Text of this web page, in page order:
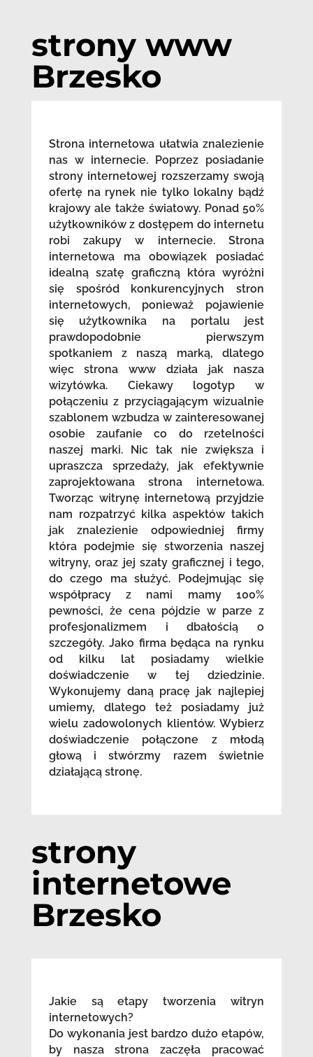
strony www
Brzesko
Strona internetowa ułatwia znalezienie
nas w internecie. Poprzez posiadanie
strony internetowej rozszerzamy swoją
ofertę na rynek nie tylko lokalny bądź
krajowy ale także światowy. Ponad 50%
użytkowników z dostępem do internetu
robi zakupy w internecie. Strona
internetowa ma obowiązek posiadać
idealną szatę graficzną która wyróżni
się spośród konkurencyjnych stron
internetowych, ponieważ pojawienie
się użytkownika na portalu jest
prawdopodobnie pierwszym
spotkaniem z naszą marką, dlatego
więc strona www działa jak nasza
wizytówka. Ciekawy logotyp w
połączeniu z przyciągającym wizualnie
szablonem wzbudza w zainteresowanej
osobie zaufanie co do rzetelności
naszej marki. Nic tak nie zwiększa i
upraszcza sprzedaży, jak efektywnie
zaprojektowana strona internetowa.
Tworząc witrynę internetową przyjdzie
nam rozpatrzyć kilka aspektów takich
jak znalezienie odpowiedniej firmy
która podejmie się stworzenia naszej
witryny, oraz jej szaty graficznej i tego,
do czego ma służyć. Podejmując się
współpracy z nami mamy 100%
pewności, że cena pójdzie w parze z
profesjonalizmem i dbałością o
szczegóły. Jako firma będąca na rynku
od kilku lat posiadamy wielkie
doświadczenie w tej dziedzinie.
Wykonujemy daną pracę jak najlepiej
umiemy, dlatego też posiadamy już
wielu zadowolonych klientów. Wybierz
doświadczenie połączone z młodą
głową i stwórzmy razem świetnie
działającą stronę.
strony
internetowe
Brzesko
Jakie są etapy tworzenia witryn
internetowych?
Do wykonania jest bardzo dużo etapów,
by nasza strona zaczęła pracować